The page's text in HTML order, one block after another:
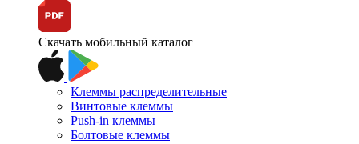
Скачать мобильный каталог
Клеммы распределительные
Винтовые клеммы
Push-in клеммы
Болтовые клеммы